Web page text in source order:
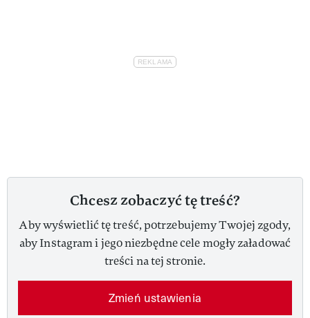
Chcesz zobaczyć tę treść?
Aby wyświetlić tę treść, potrzebujemy Twojej zgody,
aby Instagram i jego niezbędne cele mogły załadować
treści na tej stronie.
Zmień ustawienia